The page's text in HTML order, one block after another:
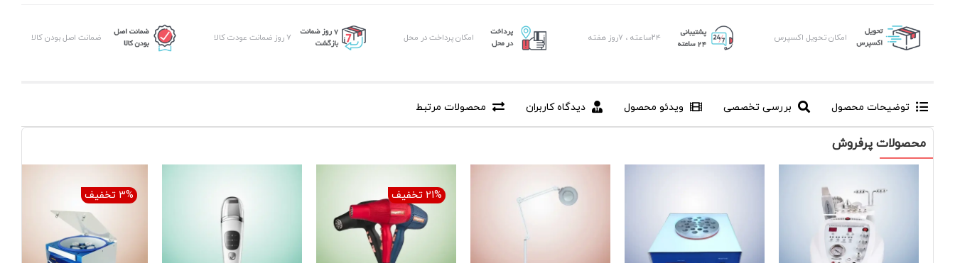
امکان تحویل اکسپرس ۲۴ساعته ، ۷روز هفته امکان پرداخت در محل ۷ روز ضمانت عودت کالا ضمانت اصل بودن کالا
توضیحات محصول بررسی تخصصی ویدئو محصول دیدگاه کاربران محصولات مرتبط
محصولات پرفروش
21% تخفیف 3% تخفیف